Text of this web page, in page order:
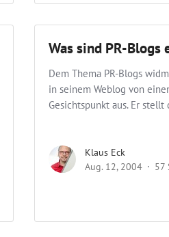
Was sind PR-Blogs
Dem Thema PR-Blogs
in seinem Weblog von
Gesichtspunkt aus. Er stellt
Klaus Eck
Aug. 12, 2004
57